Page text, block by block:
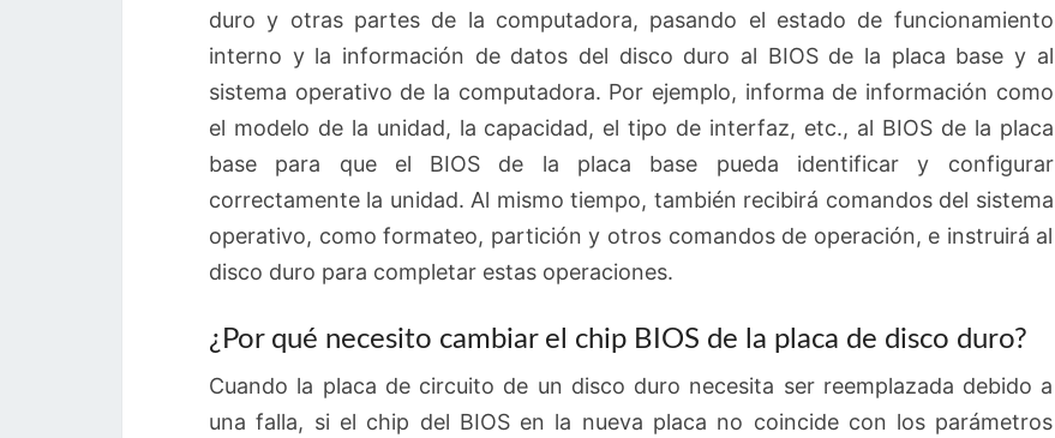
duro y otras partes de la computadora, pasando el estado de funcionamiento
interno y la información de datos del disco duro al BIOS de la placa base y al
sistema operativo de la computadora. Por ejemplo, informa de información como
el modelo de la unidad, la capacidad, el tipo de interfaz, etc., al BIOS de la placa
base para que el BIOS de la placa base pueda identificar y configurar
correctamente la unidad. Al mismo tiempo, también recibirá comandos del sistema
operativo, como formateo, partición y otros comandos de operación, e instruirá al
disco duro para completar estas operaciones.
¿Por qué necesito cambiar el chip BIOS de la placa de disco duro?
Cuando la placa de circuito de un disco duro necesita ser reemplazada debido a
una falla, si el chip del BIOS en la nueva placa no coincide con los parámetros